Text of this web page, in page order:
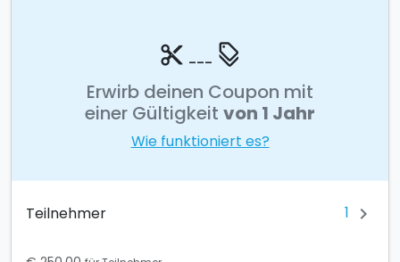
content_cut --- discount
Erwirb deinen Coupon mit
einer Gültigkeit von 1 Jahr
Wie funktioniert es?
Teilnehmer 1 chevron_right